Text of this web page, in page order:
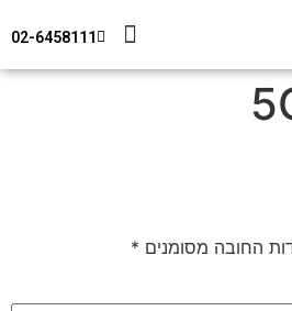
02-6458111
החובה מסומנים *